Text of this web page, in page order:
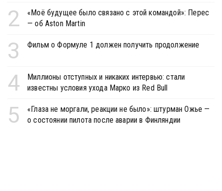
2
«Моё будущее было связано с этой командой»: Перес
— об Aston Martin
3 Фильм о Формуле 1 должен получить продолжение
4
Миллионы отступных и никаких интервью: стали
известны условия ухода Марко из Red Bull
5
«Глаза не моргали, реакции не было»: штурман Ожье —
о состоянии пилота после аварии в Финляндии